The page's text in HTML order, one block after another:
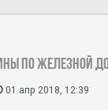
по железной
01 апр 2018, 12:39